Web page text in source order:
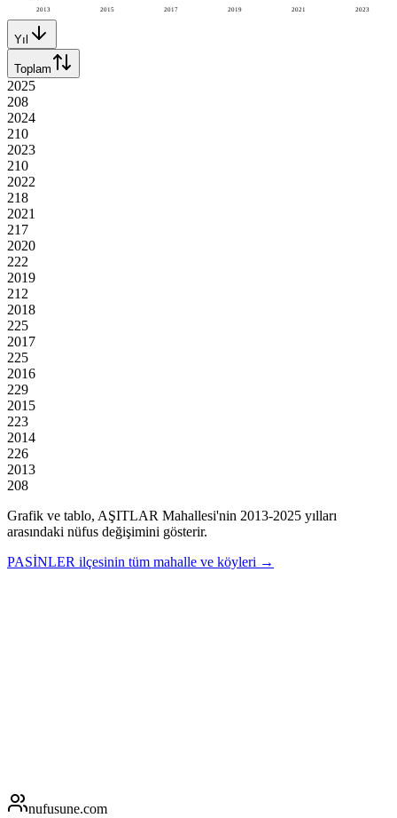
2013 2015 2017 2019 2021 2023
Yıl
Toplam
2025
208
2024
210
2023
210
2022
218
2021
217
2020
222
2019
212
2018
225
2017
225
2016
229
2015
223
2014
226
2013
208
Grafik ve tablo, AŞITLAR Mahallesi'nin 2013-2025 yılları
arasındaki nüfus değişimini gösterir.
PASİNLER ilçesinin tüm mahalle ve köyleri →
nufusune.com